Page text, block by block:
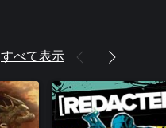
すべて表示